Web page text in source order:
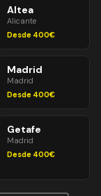
Altea
Alicante
Desde 400€
Madrid
Madrid
Desde 400€
Getafe
Madrid
Desde 400€